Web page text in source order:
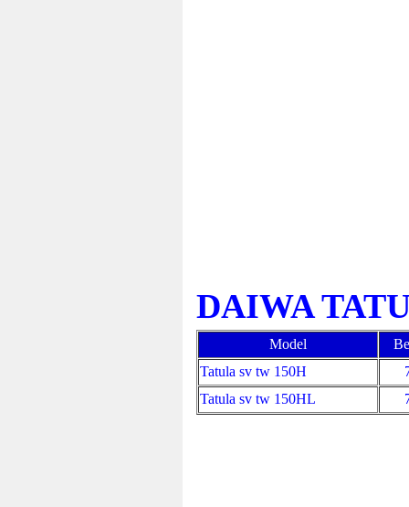
DAIWA
Model
Tatula sv tw 150H
Tatula sv tw 150HL